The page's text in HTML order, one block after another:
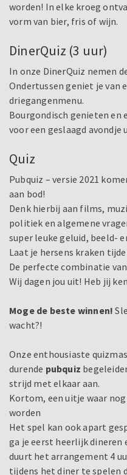
worden! In elke kroeg
vorm van bier, fris of wijn.
DinerQuiz (3 uur)
In onze DinerQuiz nemen
Ondertussen geniet je van
driegangenmenu.
Bourgondisch genieten en
voor een geslaagd avondje
Quiz
Pubquiz – versie 2021
aan bod!
Denk hierbij aan films,
politiek en algemene
super leuke geluid, beeld-
Laat je hersens kraken
De perfecte combinatie van
Wij dagen jou uit! Heb jij
Moge de beste winnen!
wacht?!
Onze enthousiaste
durende pubquiz
strijd met elkaar aan.
Kortom, een uitje waar
worden
Het spel kan ook apart
ga je eerst heerlijk dineren
duurt het arrangement 4
tijdens het diner te spelen